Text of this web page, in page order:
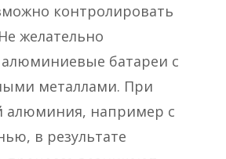
контролировать
желательно
батареи с
металлами. При
алюминия, например с
в результате